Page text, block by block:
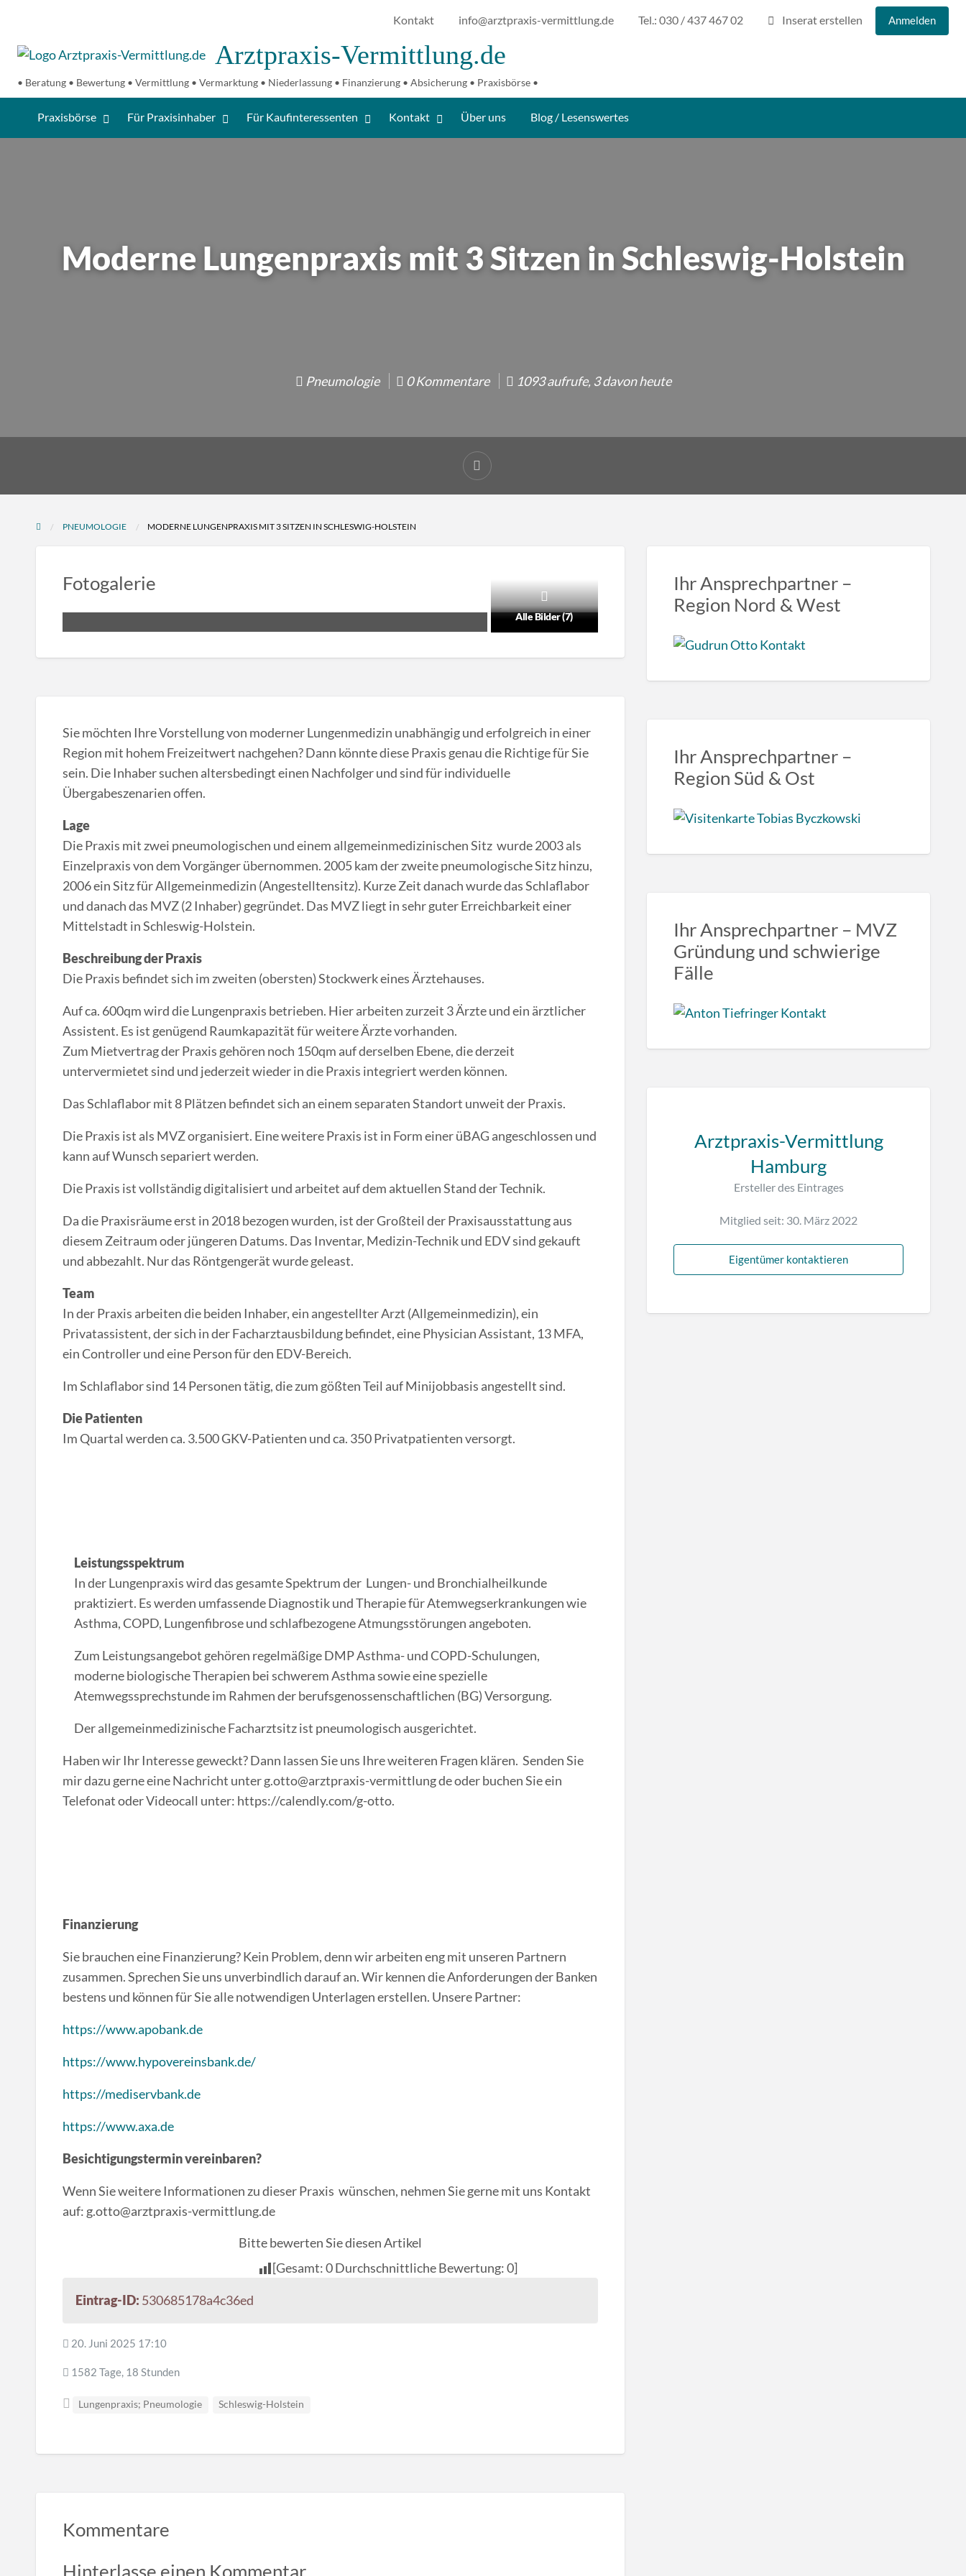
Kaufinteressenten
Kontakt
Über
uns
Lesenswertes
Kontakt info@arztpraxis-vermittlung.de Tel.: 030 / 437 467 02 Inserat erstellen Anmelden
Arztpraxis-Vermittlung.de
• Beratung • Bewertung • Vermittlung • Vermarktung • Niederlassung • Finanzierung • Absicherung • Praxisbörse •
Praxisbörse Für Praxisinhaber Für Kaufinteressenten Kontakt Über uns Blog / Lesenswertes
Moderne Lungenpraxis mit 3 Sitzen in Schleswig-Holstein
Pneumologie 0 Kommentare 1093 aufrufe, 3 davon heute
PNEUMOLOGIE MODERNE LUNGENPRAXIS MIT 3 SITZEN IN SCHLESWIG-HOLSTEIN
Fotogalerie
Alle Bilder (7)
Sie möchten Ihre Vorstellung von moderner Lungenmedizin unabhängig und erfolgreich in einer
Region mit hohem Freizeitwert nachgehen? Dann könnte diese Praxis genau die Richtige für Sie
sein. Die Inhaber suchen altersbedingt einen Nachfolger und sind für individuelle
Übergabeszenarien offen.
Lage
Die Praxis mit zwei pneumologischen und einem allgemeinmedizinischen Sitz wurde 2003 als
Einzelpraxis von dem Vorgänger übernommen. 2005 kam der zweite pneumologische Sitz hinzu,
2006 ein Sitz für Allgemeinmedizin (Angestelltensitz). Kurze Zeit danach wurde das Schlaflabor
und danach das MVZ (2 Inhaber) gegründet. Das MVZ liegt in sehr guter Erreichbarkeit einer
Mittelstadt in Schleswig-Holstein.
Beschreibung der Praxis
Die Praxis befindet sich im zweiten (obersten) Stockwerk eines Ärztehauses.
Auf ca. 600qm wird die Lungenpraxis betrieben. Hier arbeiten zurzeit 3 Ärzte und ein ärztlicher
Assistent. Es ist genügend Raumkapazität für weitere Ärzte vorhanden.
Zum Mietvertrag der Praxis gehören noch 150qm auf derselben Ebene, die derzeit
untervermietet sind und jederzeit wieder in die Praxis integriert werden können.
Das Schlaflabor mit 8 Plätzen befindet sich an einem separaten Standort unweit der Praxis.
Die Praxis ist als MVZ organisiert. Eine weitere Praxis ist in Form einer üBAG angeschlossen und
kann auf Wunsch separiert werden.
Die Praxis ist vollständig digitalisiert und arbeitet auf dem aktuellen Stand der Technik.
Da die Praxisräume erst in 2018 bezogen wurden, ist der Großteil der Praxisausstattung aus
diesem Zeitraum oder jüngeren Datums. Das Inventar, Medizin-Technik und EDV sind gekauft
und abbezahlt. Nur das Röntgengerät wurde geleast.
Team
In der Praxis arbeiten die beiden Inhaber, ein angestellter Arzt (Allgemeinmedizin), ein
Privatassistent, der sich in der Facharztausbildung befindet, eine Physician Assistant, 13 MFA,
ein Controller und eine Person für den EDV-Bereich.
Im Schlaflabor sind 14 Personen tätig, die zum gößten Teil auf Minijobbasis angestellt sind.
Die Patienten
Im Quartal werden ca. 3.500 GKV-Patienten und ca. 350 Privatpatienten versorgt.
Leistungsspektrum
In der Lungenpraxis wird das gesamte Spektrum der Lungen- und Bronchialheilkunde
praktiziert. Es werden umfassende Diagnostik und Therapie für Atemwegserkrankungen wie
Asthma, COPD, Lungenfibrose und schlafbezogene Atmungsstörungen angeboten.
Zum Leistungsangebot gehören regelmäßige DMP Asthma- und COPD-Schulungen,
moderne biologische Therapien bei schwerem Asthma sowie eine spezielle
Atemwegssprechstunde im Rahmen der berufsgenossenschaftlichen (BG) Versorgung.
Der allgemeinmedizinische Facharztsitz ist pneumologisch ausgerichtet.
Haben wir Ihr Interesse geweckt? Dann lassen Sie uns Ihre weiteren Fragen klären. Senden Sie
mir dazu gerne eine Nachricht unter g.otto@arztpraxis-vermittlung de oder buchen Sie ein
Telefonat oder Videocall unter: https://calendly.com/g-otto.
Finanzierung
Sie brauchen eine Finanzierung? Kein Problem, denn wir arbeiten eng mit unseren Partnern
zusammen. Sprechen Sie uns unverbindlich darauf an. Wir kennen die Anforderungen der Banken
bestens und können für Sie alle notwendigen Unterlagen erstellen. Unsere Partner:
https://www.apobank.de
https://www.hypovereinsbank.de/
https://mediservbank.de
https://www.axa.de
Besichtigungstermin vereinbaren?
Wenn Sie weitere Informationen zu dieser Praxis wünschen, nehmen Sie gerne mit uns Kontakt
auf: g.otto@arztpraxis-vermittlung.de
Bitte bewerten Sie diesen Artikel
[Gesamt:0Durchschnittliche Bewertung:0]
Eintrag-ID: 530685178a4c36ed
20. Juni 2025 17:10
1582 Tage, 18 Stunden
Lungenpraxis; Pneumologie Schleswig-Holstein
Kommentare
Hinterlasse einen Kommentar
Ihr Ansprechpartner –
Region Nord & West
Ihr Ansprechpartner –
Region Süd & Ost
Ihr Ansprechpartner – MVZ
Gründung und schwierige
Fälle
Arztpraxis-Vermittlung
Hamburg
Ersteller des Eintrages
Mitglied seit: 30. März 2022
Eigentümer kontaktieren